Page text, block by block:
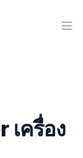
เครื่อง